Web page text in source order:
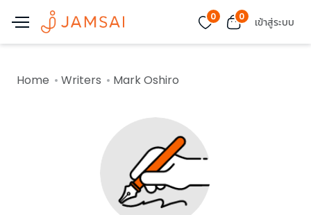
0 0 เข้าสู่ระบบ
Home Writers Mark Oshiro